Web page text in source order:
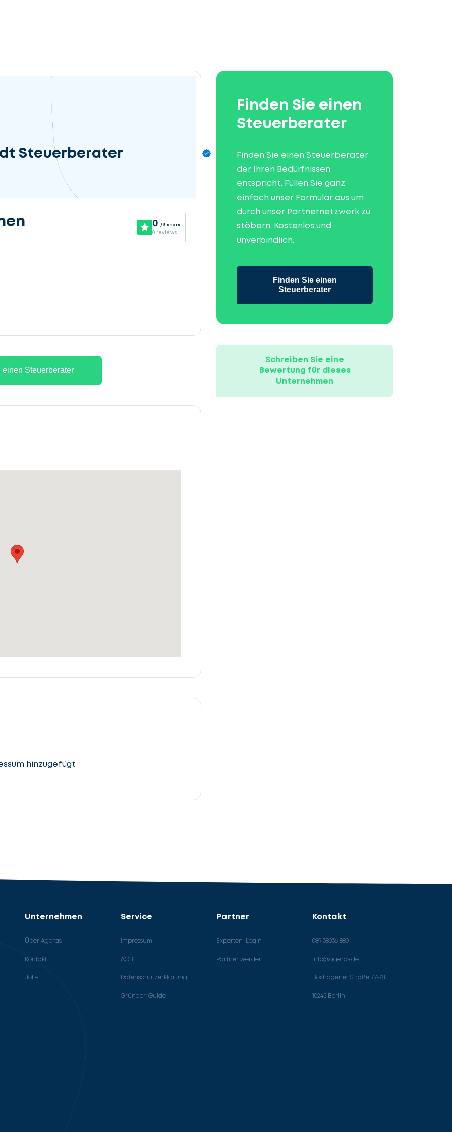
Steuerberater
0 / 5 stars
0 reviews
einen Steuerberater
hinzugefügt
Finden Sie einen
Steuerberater
Finden Sie einen Steuerberater
der Ihren Bedürfnissen
entspricht. Füllen Sie ganz
einfach unser Formular aus um
durch unser Partnernetzwerk zu
stöbern. Kostenlos und
unverbindlich.
Finden Sie einen
Steuerberater
Schreiben Sie eine
Bewertung für dieses
Unternehmen
Unternehmen
Über Ageras
Kontakt
Jobs
Service
Impressum
AGB
Datenschutzerklärung
Gründer-Guide
Partner
Experten-Login
Partner werden
Kontakt
089 38036 880
info@ageras.de
Boxhagener Straße 77-78
10245 Berlin